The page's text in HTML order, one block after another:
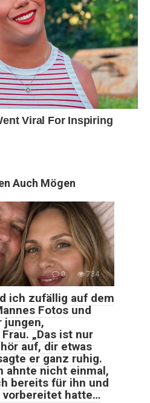
Auch Mögen
0 734
ich zufällig auf dem
Fotos und
jungen,
„Das ist nur
auf, dir etwas
er ganz ruhig.
ahnte nicht einmal,
bereits für ihn und
vorbereitet hatte…